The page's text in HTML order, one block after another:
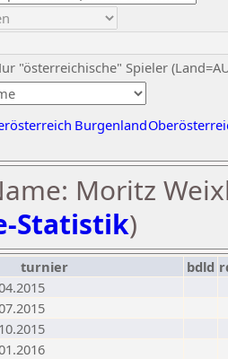
"österreichische" Spieler
Burgenland
Moritz
Statistik)
turnier bdld